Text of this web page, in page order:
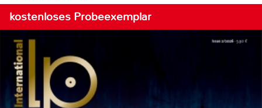
kostenloses Probeexemplar